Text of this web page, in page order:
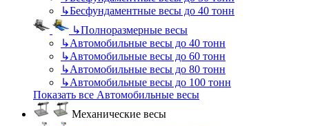
↳Бесфундаментные весы до 40 тонн
↳Полноразмерные весы
↳Автомобильные весы до 40 тонн
↳Автомобильные весы до 60 тонн
↳Автомобильные весы до 80 тонн
↳Автомобильные весы до 100 тонн
Показать все Автомобильные весы
Механические весы